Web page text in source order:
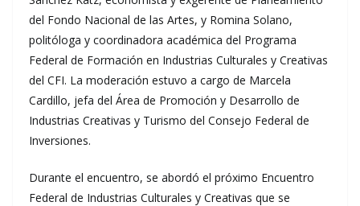
del Fondo Nacional de las Artes, y Romina Solano,
politóloga y coordinadora académica del Programa
Federal de Formación en Industrias Culturales y Creativas
del CFI. La moderación estuvo a cargo de Marcela
Cardillo, jefa del Área de Promoción y Desarrollo de
Industrias Creativas y Turismo del Consejo Federal de
Inversiones.
Durante el encuentro, se abordó el próximo Encuentro
Federal de Industrias Culturales y Creativas que se